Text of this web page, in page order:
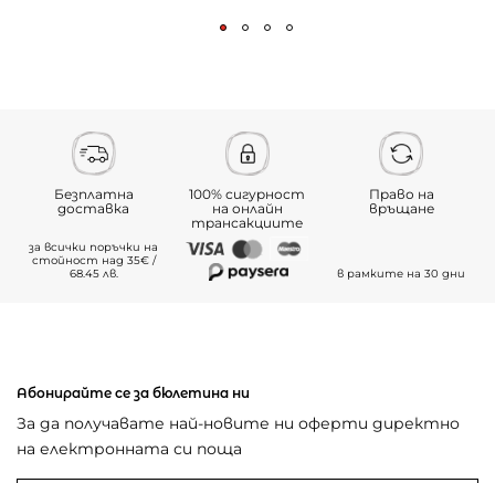
Безплатна
доставка
за всички поръчки на
стойност над 35€ /
68.45 лв.
100% сигурност
на онлайн
трансакциите
Право на
връщане
в рамките на 30 дни
Абонирайте се за бюлетина ни
За да получавате най-новите ни оферти директно
на електронната си поща